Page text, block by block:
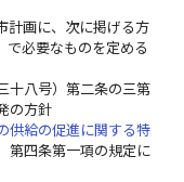
計画に、次に掲げる方
で必要なものを定める
十八号）第二条の三第
の方針
供給の促進に関する特
第四条第一項の規定に